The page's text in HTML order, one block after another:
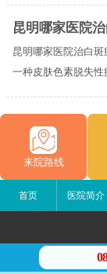
昆明哪家医院
昆明哪家医院治白
一种皮肤色素脱失性
来院路线
首页 医院简介